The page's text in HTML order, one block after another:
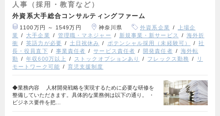
人事（採用・教育など）
外資系大手総合コンサルティングファーム
1100万円 ～ 1549万円 神奈川県 外資系企業
上場企
業
大手企業 管理職・マネジャー 新規事業・新サービス
海外折
衝
英語力が必要 土日祝休み ポテンシャル採用（未経験可）
社
長・役員直下
事業責任者 サービス責任者 開発責任者
海外転
勤
年収600万以上 ストックオプションあり フレックス勤務
リ
モートワーク可能
育児支援制度
◆業務内容 人材開発戦略を実現するために必要な研修を
整備していただきます。具体的な業務例は以下の通り。 ・
ビジネス要件を把…